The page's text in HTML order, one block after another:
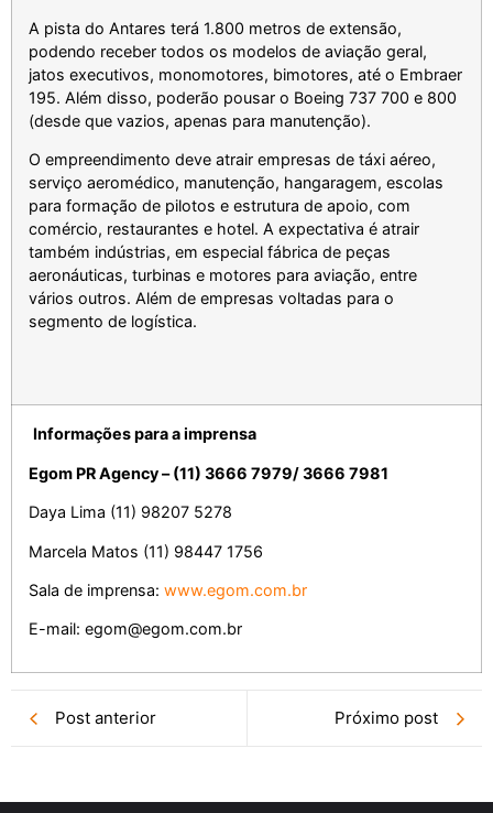
A pista do Antares terá 1.800 metros de extensão,
podendo receber todos os modelos de aviação geral,
jatos executivos, monomotores, bimotores, até o Embraer
195. Além disso, poderão pousar o Boeing 737 700 e 800
(desde que vazios, apenas para manutenção).
O empreendimento deve atrair empresas de táxi aéreo,
serviço aeromédico, manutenção, hangaragem, escolas
para formação de pilotos e estrutura de apoio, com
comércio, restaurantes e hotel. A expectativa é atrair
também indústrias, em especial fábrica de peças
aeronáuticas, turbinas e motores para aviação, entre
vários outros. Além de empresas voltadas para o
segmento de logística.
Informações para a imprensa
Egom PR Agency – (11) 3666 7979/ 3666 7981
Daya Lima (11) 98207 5278
Marcela Matos (11) 98447 1756
Sala de imprensa: www.egom.com.br
E-mail: egom@egom.com.br
Post anterior Próximo post